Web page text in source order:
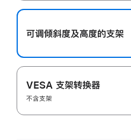
可调倾斜度及高‍度的支‍架
VESA 支架转换器
不含支架